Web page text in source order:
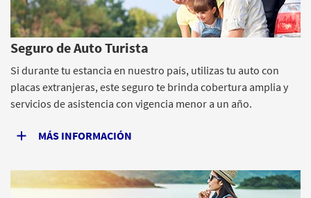
Seguro de Auto Turista
Si durante tu estancia en nuestro país, utilizas tu auto con
placas extranjeras, este seguro te brinda cobertura amplia y
servicios de asistencia con vigencia menor a un año.
MÁS INFORMACIÓN